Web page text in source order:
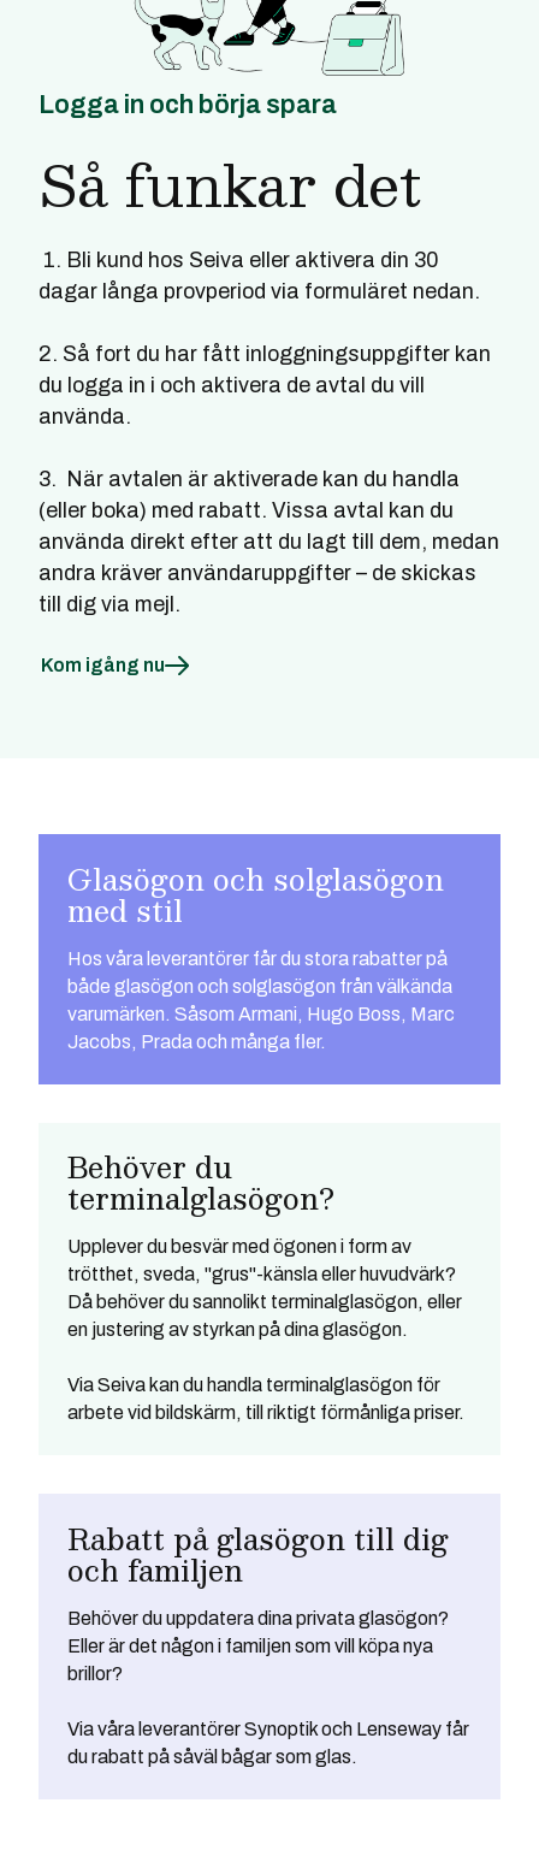
Logga in och börja spara
Så funkar det
1. Bli kund hos Seiva eller aktivera din 30
dagar långa provperiod via formuläret nedan.
2. Så fort du har fått inloggningsuppgifter kan
du logga in i och aktivera de avtal du vill
använda.
3. När avtalen är aktiverade kan du handla
(eller boka) med rabatt. Vissa avtal kan du
använda direkt efter att du lagt till dem, medan
andra kräver användaruppgifter – de skickas
till dig via mejl.
Kom igång nu
Glasögon och solglasögon
med stil
Hos våra leverantörer får du stora rabatter på
både glasögon och solglasögon från välkända
varumärken. Såsom Armani, Hugo Boss, Marc
Jacobs, Prada och många fler.
Behöver du
terminalglasögon?
Upplever du besvär med ögonen i form av
trötthet, sveda, "grus"-känsla eller huvudvärk?
Då behöver du sannolikt terminalglasögon, eller
en justering av styrkan på dina glasögon.
Via Seiva kan du handla terminalglasögon för
arbete vid bildskärm, till riktigt förmånliga priser.
Rabatt på glasögon till dig
och familjen
Behöver du uppdatera dina privata glasögon?
Eller är det någon i familjen som vill köpa nya
brillor?
Via våra leverantörer Synoptik och Lenseway får
du rabatt på såväl bågar som glas.